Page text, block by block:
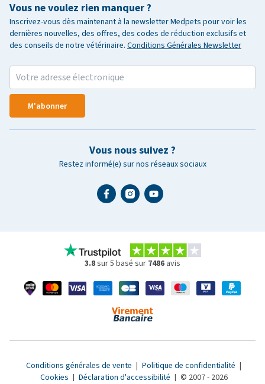
Vous ne voulez rien manquer ?
Inscrivez-vous dès maintenant à la newsletter Medpets pour voir les
dernières nouvelles, des offres, des codes de réduction exclusifs et
des conseils de notre vétérinaire. Conditions Générales Newsletter
M'abonner
Vous nous suivez ?
Restez informé(e) sur nos réseaux sociaux
3.8sur 5 basé sur 7486 avis
Conditions générales de vente | Politique de confidentialité |
Cookies | Déclaration d'accessibilité | © 2007 - 2026